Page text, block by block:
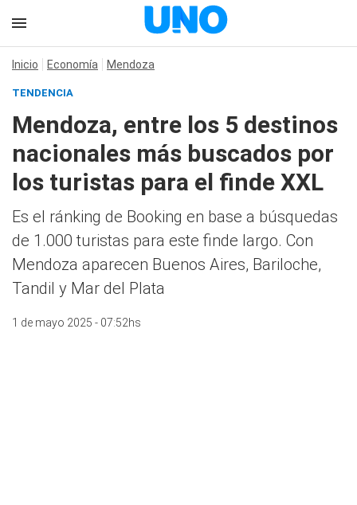
Inicio Economía Mendoza
TENDENCIA
Mendoza, entre los 5 destinos
nacionales más buscados por
los turistas para el finde XXL
Es el ránking de Booking en base a búsquedas
de 1.000 turistas para este finde largo. Con
Mendoza aparecen Buenos Aires, Bariloche,
Tandil y Mar del Plata
1 de mayo 2025 - 07:52hs